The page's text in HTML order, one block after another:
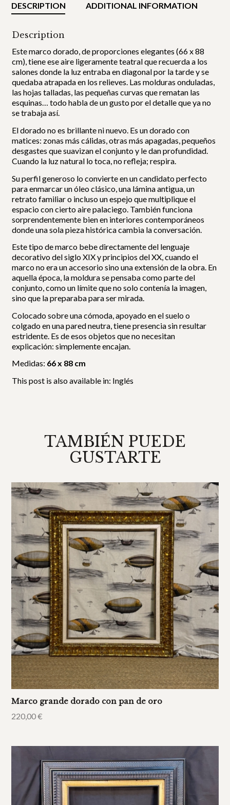
DESCRIPTION ADDITIONAL INFORMATION
Description
Este marco dorado, de proporciones elegantes (66 x 88
cm), tiene ese aire ligeramente teatral que recuerda a los
salones donde la luz entraba en diagonal por la tarde y se
quedaba atrapada en los relieves. Las molduras onduladas,
las hojas talladas, las pequeñas curvas que rematan las
esquinas… todo habla de un gusto por el detalle que ya no
se trabaja así.
El dorado no es brillante ni nuevo. Es un dorado con
matices: zonas más cálidas, otras más apagadas, pequeños
desgastes que suavizan el conjunto y le dan profundidad.
Cuando la luz natural lo toca, no refleja; respira.
Su perfil generoso lo convierte en un candidato perfecto
para enmarcar un óleo clásico, una lámina antigua, un
retrato familiar o incluso un espejo que multiplique el
espacio con cierto aire palaciego. También funciona
sorprendentemente bien en interiores contemporáneos
donde una sola pieza histórica cambia la conversación.
Este tipo de marco bebe directamente del lenguaje
decorativo del siglo XIX y principios del XX, cuando el
marco no era un accesorio sino una extensión de la obra. En
aquella época, la moldura se pensaba como parte del
conjunto, como un límite que no solo contenía la imagen,
sino que la preparaba para ser mirada.
Colocado sobre una cómoda, apoyado en el suelo o
colgado en una pared neutra, tiene presencia sin resultar
estridente. Es de esos objetos que no necesitan
explicación: simplemente encajan.
Medidas: 66 x 88 cm
This post is also available in: Inglés
TAMBIÉN PUEDE
GUSTARTE
Marco grande dorado con pan de oro
220,00€